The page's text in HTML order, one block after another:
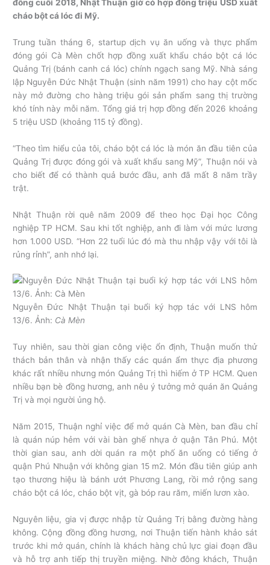
đồng cuối 2018, Nhật Thuận giờ có hợp đồng triệu USD xuất
cháo bột cá lóc đi Mỹ.
Trung tuần tháng 6, startup dịch vụ ăn uống và thực phẩm
đóng gói Cà Mèn chốt hợp đồng xuất khẩu cháo bột cá lóc
Quảng Trị (bánh canh cá lóc) chính ngạch sang Mỹ. Nhà sáng
lập Nguyễn Đức Nhật Thuận (sinh năm 1991) cho hay cột mốc
này mở đường cho hàng triệu gói sản phẩm sang thị trường
khó tính này mỗi năm. Tổng giá trị hợp đồng đến 2026 khoảng
5 triệu USD (khoảng 115 tỷ đồng).
“Theo tìm hiểu của tôi, cháo bột cá lóc là món ăn đầu tiên của
Quảng Trị được đóng gói và xuất khẩu sang Mỹ”, Thuận nói và
cho biết để có thành quả bước đầu, anh đã mất 8 năm trầy
trật.
Nhật Thuận rời quê năm 2009 để theo học Đại học Công
nghiệp TP HCM. Sau khi tốt nghiệp, anh đi làm với mức lương
hơn 1.000 USD. “Hơn 22 tuổi lúc đó mà thu nhập vậy với tôi là
rủng rỉnh”, anh nhớ lại.
Nguyễn Đức Nhật Thuận tại buổi ký hợp tác với LNS hôm
13/6. Ảnh: Cà Mèn
Tuy nhiên, sau thời gian công việc ổn định, Thuận muốn thử
thách bản thân và nhận thấy các quán ẩm thực địa phương
khác rất nhiều nhưng món Quảng Trị thì hiếm ở TP HCM. Quen
nhiều bạn bè đồng hương, anh nêu ý tưởng mở quán ăn Quảng
Trị và mọi người ủng hộ.
Năm 2015, Thuận nghỉ việc để mở quán Cà Mèn, ban đầu chỉ
là quán núp hẻm với vài bàn ghế nhựa ở quận Tân Phú. Một
thời gian sau, anh dời quán ra một phố ăn uống có tiếng ở
quận Phú Nhuận với không gian 15 m2. Món đầu tiên giúp anh
tạo thương hiệu là bánh ướt Phương Lang, rồi mở rộng sang
cháo bột cá lóc, cháo bột vịt, gà bóp rau răm, miến lươn xào.
Nguyên liệu, gia vị được nhập từ Quảng Trị bằng đường hàng
không. Cộng đồng đồng hương, nơi Thuận tiến hành khảo sát
trước khi mở quán, chính là khách hàng chủ lực giai đoạn đầu
và hỗ trợ anh tiếp thị truyền miệng. Nhờ đông khách, Thuận